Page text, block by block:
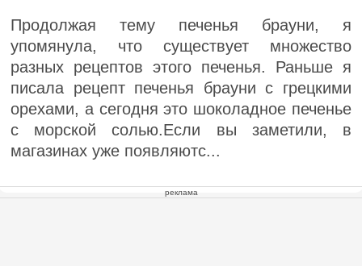
Продолжая тему печенья брауни, я
упомянула, что существует множество
разных рецептов этого печенья. Раньше я
писала рецепт печенья брауни с грецкими
орехами, а сегодня это шоколадное печенье
с морской солью.Если вы заметили, в
магазинах уже появляютс...
реклама